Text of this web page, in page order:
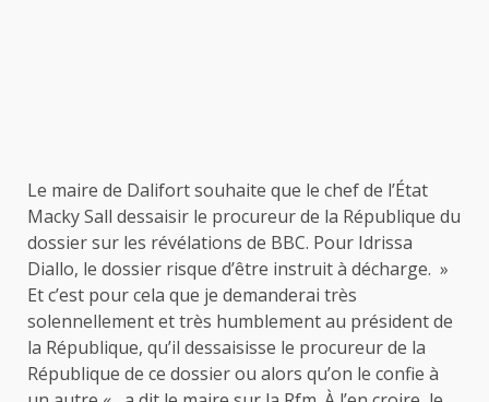
Le maire de Dalifort souhaite que le chef de l’État
Macky Sall dessaisir le procureur de la République du
dossier sur les révélations de BBC. Pour Idrissa
Diallo, le dossier risque d’être instruit à décharge. »
Et c’est pour cela que je demanderai très
solennellement et très humblement au président de
la République, qu’il dessaisisse le procureur de la
République de ce dossier ou alors qu’on le confie à